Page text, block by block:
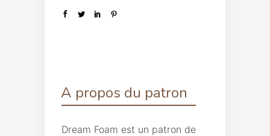
A propos du patron
Dream Foam est un patron de